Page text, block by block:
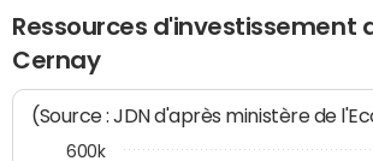
Ressources d'investissement
Cernay
(Source : JDN d'après ministère de
600k